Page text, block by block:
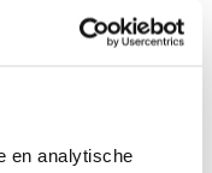
en analytische
naar een landelijke